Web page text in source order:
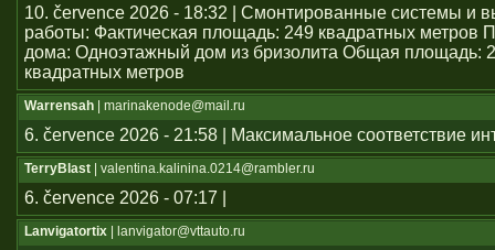
10. července 2026 - 18:32 | Смонтированные системы и
работы: Фактическая площадь: 249 квадратных метров
дома: Одноэтажный дом из бризолита Общая площадь:
квадратных метров
Warrensah | marinakenode@mail.ru
6. července 2026 - 21:58 | Максимальное соответствие
TerryBlast | valentina.kalinina.0214@rambler.ru
6. července 2026 - 07:17 |
Lanvigatortix | lanvigator@vttauto.ru